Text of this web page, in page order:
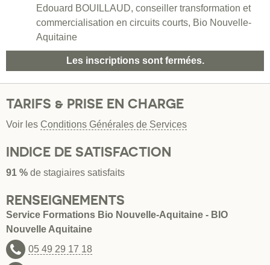
Edouard BOUILLAUD, conseiller transformation et
commercialisation en circuits courts, Bio Nouvelle-
Aquitaine
Les inscriptions sont fermées.
TARIFS & PRISE EN CHARGE
Voir les Conditions Générales de Services
INDICE DE SATISFACTION
91 % de stagiaires satisfaits
RENSEIGNEMENTS
Service Formations Bio Nouvelle-Aquitaine - BIO
Nouvelle Aquitaine
05 49 29 17 18